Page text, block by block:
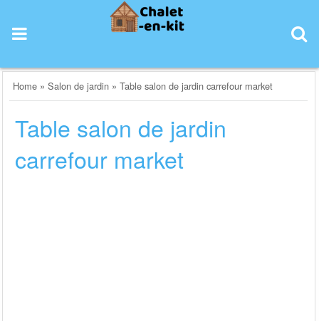
content
Home »Salon de jardin »Table salon de jardin carrefour market
Table salon de jardin
carrefour market